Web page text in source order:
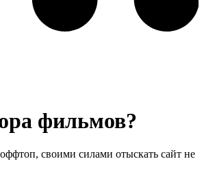
фильмов?
своими силами отыскать сайт не